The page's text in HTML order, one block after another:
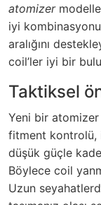
atomizer
iyi
aralığını
coil’ler iyi bir
Taktiksel
Yeni bir
fitment kontrolü,
düşük güçle
Böylece coil
Uzun